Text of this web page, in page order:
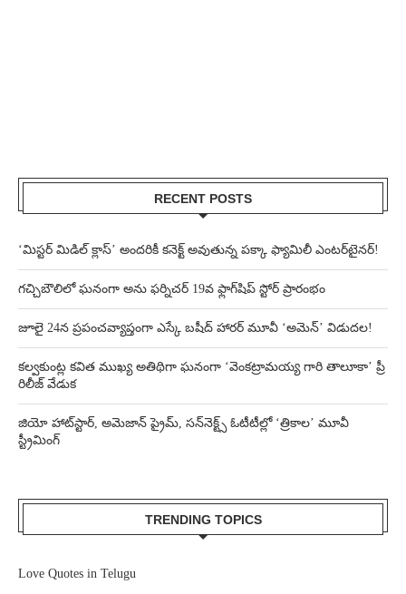
RECENT POSTS
‘మిస్టర్ మిడిల్ క్లాస్’ అందరికీ కనెక్ట్ అవుతున్న పక్కా ఫ్యామిలీ ఎంటర్‌టైనర్!
గచ్చిబౌలిలో ఘనంగా అను ఫర్నిచర్ 19వ ఫ్లాగ్‌షిప్ స్టోర్ ప్రారంభం
జూలై 24న ప్రపంచవ్యాప్తంగా ఎస్కే బషీద్‌ హారర్ మూవీ ‘అమెన్’ విడుదల!
కల్వకుంట్ల కవిత ముఖ్య అతిథిగా ఘనంగా ‘వెంకట్రామయ్య గారి తాలూకా’ ప్రీ
రిలీజ్ వేడుక
జియో హాట్‌స్టార్, అమెజాన్ ప్రైమ్, సన్‌నెక్ట్స్ ఓటీటీల్లో ‘త్రికాల’ మూవీ
స్ట్రీమింగ్
TRENDING TOPICS
Love Quotes in Telugu